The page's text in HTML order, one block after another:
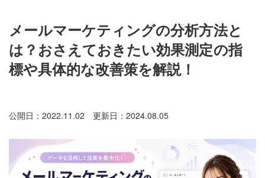
メールマーケティングの分析方法と
は？おさえておきたい効果測定の指
標や具体的な改善策を解説！
公開日：2022.11.02 更新日：2024.08.05